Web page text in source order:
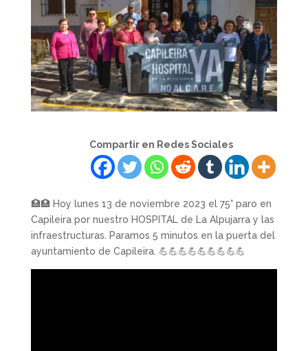
Compartir en Redes Sociales
🏥🏥 Hoy lunes 13 de noviembre 2023 el 75° paro en
Capileira por nuestro HOSPITAL de La Alpujarra y las
infraestructuras. Paramos 5 minutos en la puerta del
ayuntamiento de Capileira. 💪💪💪💪💪💪💪💪💪